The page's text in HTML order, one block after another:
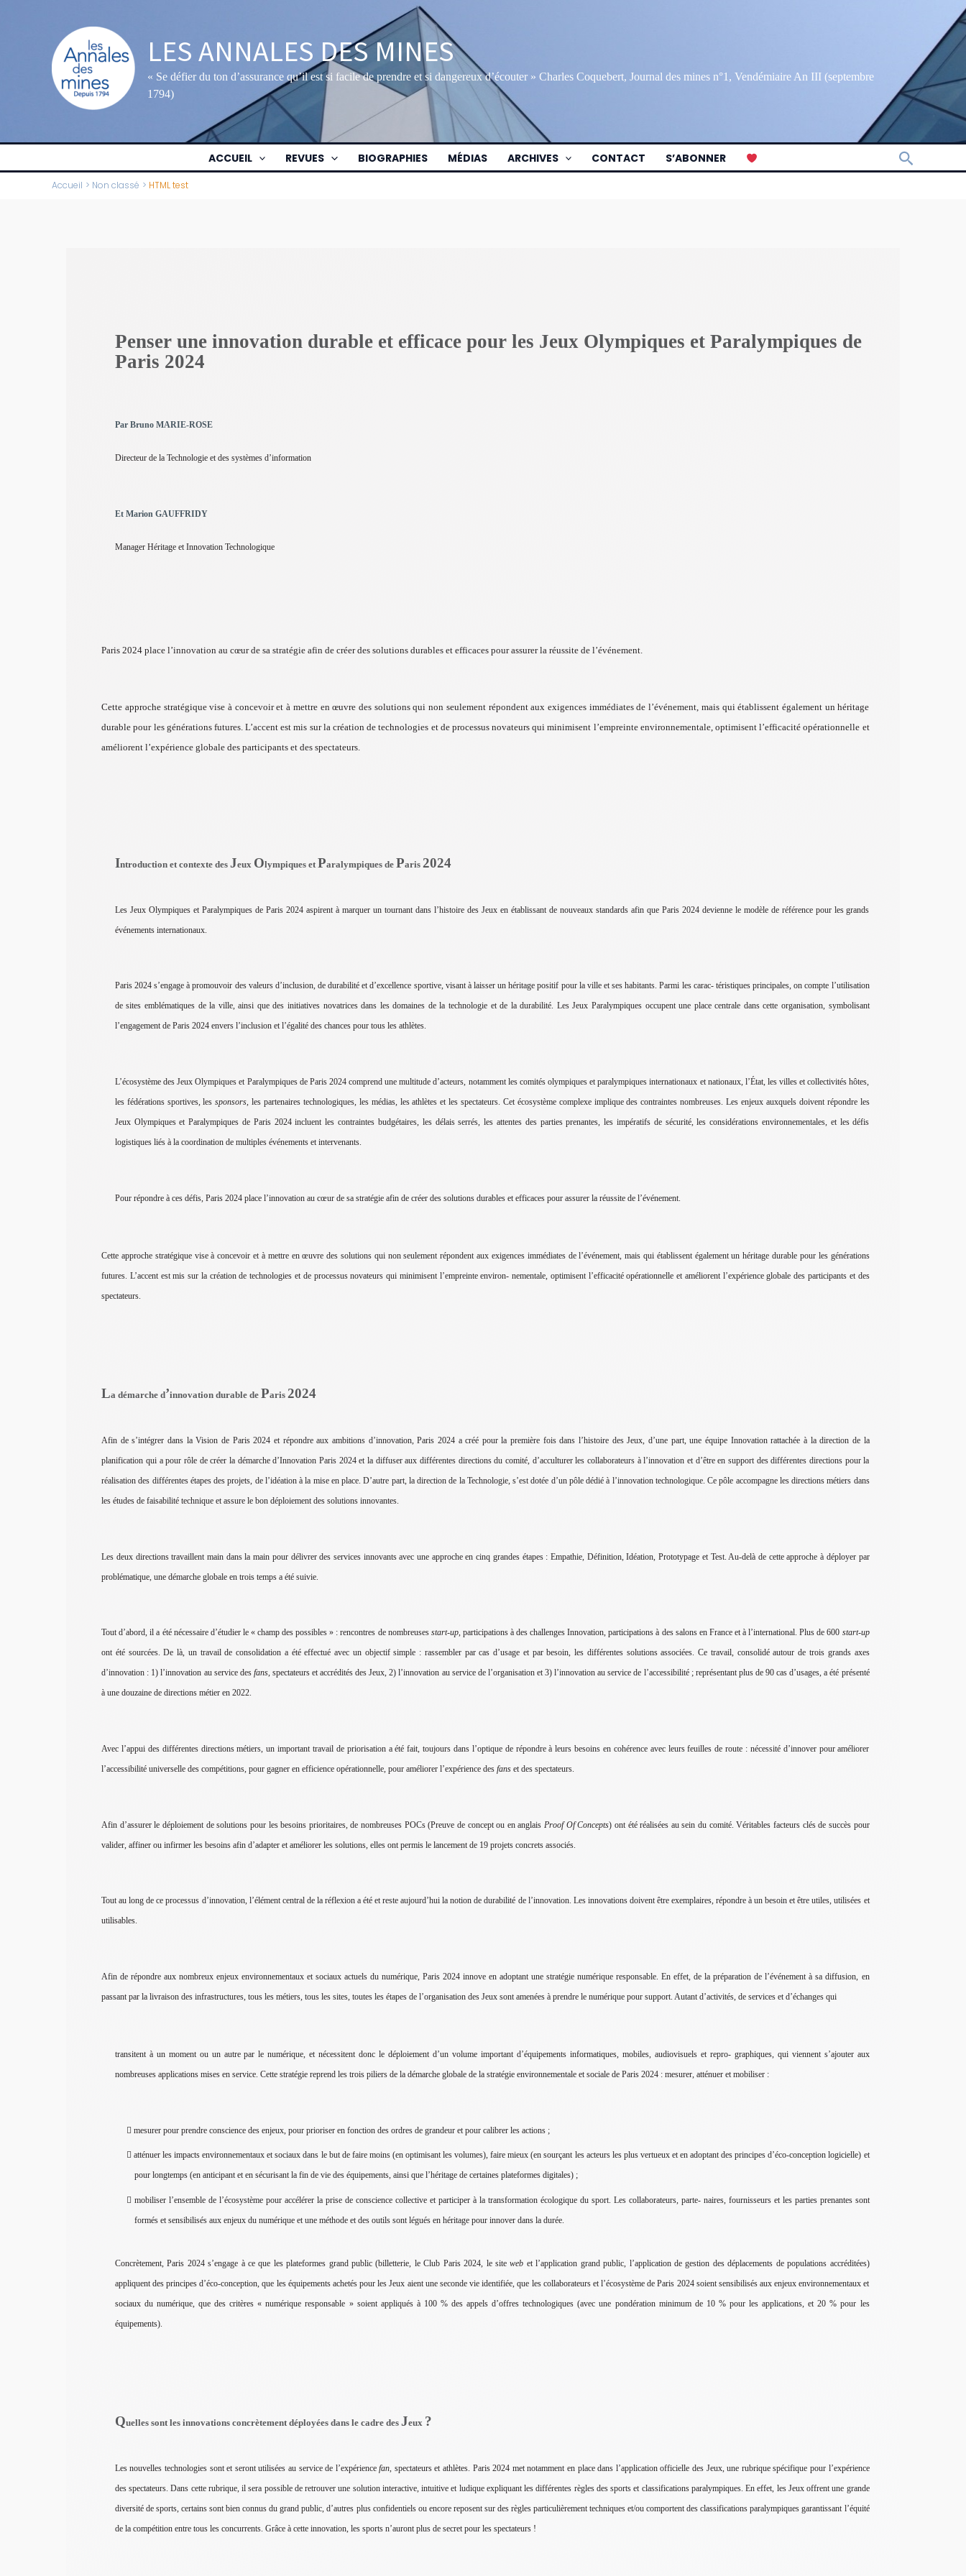
LES ANNALES DES MINES
« Se défier du ton d’assurance qu’il est si facile de prendre et si dangereux d’écouter » Charles Coquebert, Journal des mines n°1, Vendémiaire An III (septembre
1794)
ACCUEIL REVUES BIOGRAPHIES MÉDIAS ARCHIVES CONTACT S’ABONNER
Accueil Non classé HTML test
Penser une innovation durable et efficace pour les Jeux Olympiques et Paralympiques de
Paris 2024
Par Bruno MARIE-ROSE
Directeur de la Technologie et des systèmes d’information
Et Marion GAUFFRIDY
Manager Héritage et Innovation Technologique
Paris 2024 place l’innovation au cœur de sa stratégie afin de créer des solutions durables et efficaces pour assurer la réussite de l’événement.
Cette approche stratégique vise à concevoir et à mettre en œuvre des solutions qui non seulement répondent aux exigences immédiates de l’événement, mais qui établissent également un héritage
durable pour les générations futures. L’accent est mis sur la création de technologies et de processus novateurs qui minimisent l’empreinte environnementale, optimisent l’efficacité opérationnelle et
améliorent l’expérience globale des participants et des spectateurs.
Introduction et contexte des Jeux Olympiques et Paralympiques de Paris 2024
Les Jeux Olympiques et Paralympiques de Paris 2024 aspirent à marquer un tournant dans l’histoire des Jeux en établissant de nouveaux standards afin que Paris 2024 devienne le modèle de référence pour les grands
événements internationaux.
Paris 2024 s’engage à promouvoir des valeurs d’inclusion, de durabilité et d’excellence sportive, visant à laisser un héritage positif pour la ville et ses habitants. Parmi les carac- téristiques principales, on compte l’utilisation
de sites emblématiques de la ville, ainsi que des initiatives novatrices dans les domaines de la technologie et de la durabilité. Les Jeux Paralympiques occupent une place centrale dans cette organisation, symbolisant
l’engagement de Paris 2024 envers l’inclusion et l’égalité des chances pour tous les athlètes.
L’écosystème des Jeux Olympiques et Paralympiques de Paris 2024 comprend une multitude d’acteurs, notamment les comités olympiques et paralympiques internationaux et nationaux, l’État, les villes et collectivités hôtes,
les fédérations sportives, lessponsors, les partenaires technologiques, les médias, les athlètes et les spectateurs. Cet écosystème complexe implique des contraintes nombreuses. Les enjeux auxquels doivent répondre les
Jeux Olympiques et Paralympiques de Paris 2024 incluent les contraintes budgétaires, les délais serrés, les attentes des parties prenantes, les impératifs de sécurité, les considérations environnementales, et les défis
logistiques liés à la coordination de multiples événements et intervenants.
Pour répondre à ces défis, Paris 2024 place l’innovation au cœur de sa stratégie afin de créer des solutions durables et efficaces pour assurer la réussite de l’événement.
Cette approche stratégique vise à concevoir et à mettre en œuvre des solutions qui non seulement répondent aux exigences immédiates de l’événement, mais qui établissent également un héritage durable pour les générations
futures. L’accent est mis sur la création de technologies et de processus novateurs qui minimisent l’empreinte environ- nementale, optimisent l’efficacité opérationnelle et améliorent l’expérience globale des participants et des
spectateurs.
La démarche d’innovation durable deParis2024
Afin de s’intégrer dans la Vision de Paris 2024 et répondre aux ambitions d’innovation, Paris 2024 a créé pour la première fois dans l’histoire des Jeux, d’une part, une équipe Innovation rattachée à la direction de la
planification qui a pour rôle de créer la démarche d’Innovation Paris 2024 et la diffuser aux différentes directions du comité, d’acculturer les collaborateurs à l’innovation et d’être en support des différentes directions pour la
réalisation des différentes étapes des projets, de l’idéation à la mise en place. D’autre part, la direction de la Technologie, s’est dotée d’un pôle dédié à l’innovation technologique. Ce pôle accompagne les directions métiers dans
les études de faisabilité technique et assure le bon déploiement des solutions innovantes.
Les deux directions travaillent main dans la main pour délivrer des services innovants avec une approche en cinq grandes étapes : Empathie, Définition, Idéation, Prototypage et Test. Au-delà de cette approche à déployer par
problématique, une démarche globale en trois temps a été suivie.
Tout d’abord, il a été nécessaire d’étudier le « champ des possibles » : rencontres de nombreuses start-up, participations à des challenges Innovation, participations à des salons en France et à l’international. Plus de 600 start-up
ont été sourcées. De là, un travail de consolidation a été effectué avec un objectif simple : rassembler par cas d’usage et par besoin, les différentes solutions associées. Ce travail, consolidé autour de trois grands axes
d’innovation : 1) l’innovation au service des fans, spectateurs et accrédités des Jeux, 2) l’innovation au service de l’organisation et 3) l’innovation au service de l’accessibilité ; représentant plus de 90 cas d’usages, a été présenté
à une douzaine de directions métier en 2022.
Avec l’appui des différentes directions métiers, un important travail de priorisation a été fait, toujours dans l’optique de répondre à leurs besoins en cohérence avec leurs feuilles de route : nécessité d’innover pour améliorer
l’accessibilité universelle des compétitions, pour gagner en efficience opérationnelle, pour améliorer l’expérience desfanset des spectateurs.
Afin d’assurer le déploiement de solutions pour les besoins prioritaires, de nombreuses POCs (Preuve de concept ou en anglais Proof Of Concepts) ont été réalisées au sein du comité. Véritables facteurs clés de succès pour
valider, affiner ou infirmer les besoins afin d’adapter et améliorer les solutions, elles ont permis le lancement de 19 projets concrets associés.
Tout au long de ce processus d’innovation, l’élément central de la réflexion a été et reste aujourd’hui la notion de durabilité de l’innovation. Les innovations doivent être exemplaires, répondre à un besoin et être utiles, utilisées et
utilisables.
Afin de répondre aux nombreux enjeux environnementaux et sociaux actuels du numérique, Paris 2024 innove en adoptant une stratégie numérique responsable. En effet, de la préparation de l’événement à sa diffusion, en
passant par la livraison des infrastructures, tous les métiers, tous les sites, toutes les étapes de l’organisation des Jeux sont amenées à prendre le numérique pour support. Autant d’activités, de services et d’échanges qui
transitent à un moment ou un autre par le numérique, et nécessitent donc le déploiement d’un volume important d’équipements informatiques, mobiles, audiovisuels et repro- graphiques, qui viennent s’ajouter aux
nombreuses applications mises en service. Cette stratégie reprend les trois piliers de la démarche globale de la stratégie environnementale et sociale de Paris 2024 : mesurer, atténuer et mobiliser :
mesurer pour prendre conscience des enjeux, pour prioriser en fonction des ordres de grandeur et pour calibrer les actions ;
atténuer les impacts environnementaux et sociaux dans le but de faire moins (en optimisant les volumes), faire mieux (en sourçant les acteurs les plus vertueux et en adoptant des principes d’éco-conception logicielle) et
pour longtemps (en anticipant et en sécurisant la fin de vie des équipements, ainsi que l’héritage de certaines plateformes digitales) ;
mobiliser l’ensemble de l’écosystème pour accélérer la prise de conscience collective et participer à la transformation écologique du sport. Les collaborateurs, parte- naires, fournisseurs et les parties prenantes sont
formés et sensibilisés aux enjeux du numérique et une méthode et des outils sont légués en héritage pour innover dans la durée.
Concrètement, Paris 2024 s’engage à ce que les plateformes grand public (billetterie, le Club Paris 2024, le siteweb et l’application grand public, l’application de gestion des déplacements de populations accréditées)
appliquent des principes d’éco-conception, que les équipements achetés pour les Jeux aient une seconde vie identifiée, que les collaborateurs et l’écosystème de Paris 2024 soient sensibilisés aux enjeux environnementaux et
sociaux du numérique, que des critères « numérique responsable » soient appliqués à 100 % des appels d’offres technologiques (avec une pondération minimum de 10 % pour les applications, et 20 % pour les
équipements).
Quelles sont les innovations concrètement déployées dans le cadre des Jeux ?
Les nouvelles technologies sont et seront utilisées au service de l’expériencefan, spectateurs et athlètes. Paris 2024 met notamment en place dans l’application officielle des Jeux, une rubrique spécifique pour l’expérience
des spectateurs. Dans cette rubrique, il sera possible de retrouver une solution interactive, intuitive et ludique expliquant les différentes règles des sports et classifications paralympiques. En effet, les Jeux offrent une grande
diversité de sports, certains sont bien connus du grand public, d’autres plus confidentiels ou encore reposent sur des règles particulièrement techniques et/ou comportent des classifications paralympiques garantissant l’équité
de la compétition entre tous les concurrents. Grâce à cette innovation, les sports n’auront plus de secret pour les spectateurs !